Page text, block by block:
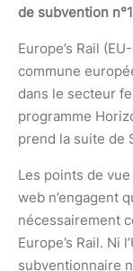
de subvention
Europe’s Rail
commune
dans le secteur
programme
prend la suite de
Les points de
web n’engagent
nécessairement
Europe’s Rail. Ni
subventionnaire